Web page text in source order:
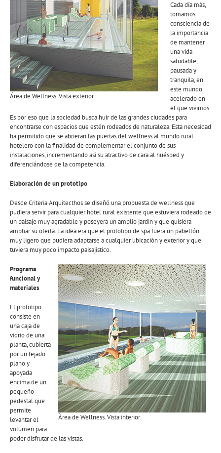
Área de Wellness. Vista exterior.
Cada día más,
tomamos
consciencia de
la importancia
de mantener
una vida
saludable,
pausada y
tranquila, en
este mundo
acelerado en
el que vivimos.
Es por eso que la sociedad busca huir de las grandes ciudades para
encontrarse con espacios que estén rodeados de naturaleza. Esta necesidad
ha permitido que se abrieran las puertas del wellness al mundo rural
hotelero con la finalidad de complementar el conjunto de sus
instalaciones, incrementando así su atractivo de cara al huésped y
diferenciándose de la competencia.
Elaboración de un prototipo
Desde Criteria Arquitecthos se diseñó una propuesta de wellness que
pudiera servir para cualquier hotel rural existente que estuviera rodeado de
un paisaje muy agradable y poseyera un amplio jardín y que quisiera
ampliar su oferta. La idea era que el prototipo de spa fuera un pabellón
muy ligero que pudiera adaptarse a cualquier ubicación y exterior y que
tuviera muy poco impacto paisajístico.
Àrea de Wellness. Vista interior.
Programa
funcional y
materiales
El prototipo
consiste en
una caja de
vidrio de una
planta, cubierta
por un tejado
plano y
apoyada
encima de un
pequeño
pedestal que
permite
levantar el
volumen para
poder disfrutar de las vistas.